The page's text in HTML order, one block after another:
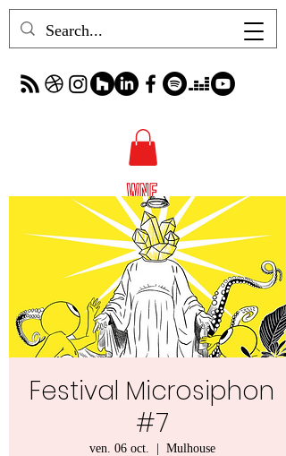
Festival Microsiphon
#7
ven. 06 oct.
  |
Mulhouse